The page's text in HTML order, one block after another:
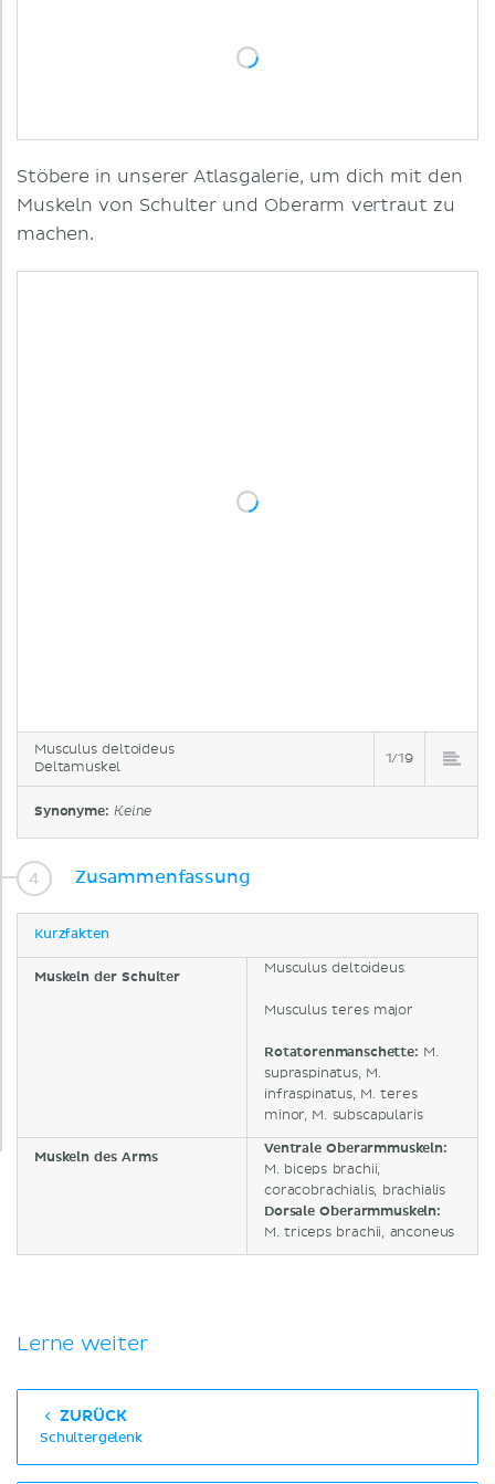
Stöbere in unserer Atlasgalerie, um dich mit den
Muskeln von Schulter und Oberarm vertraut zu
machen.
Musculus deltoideus
Deltamuskel
1/19
Synonyme: Keine
Zusammenfassung
Kurzfakten
Muskeln der Schulter
Musculus deltoideus
Musculus teres major
Rotatorenmanschette: M.
supraspinatus, M.
infraspinatus, M. teres
minor, M. subscapularis
Muskeln des Arms
Ventrale Oberarmmuskeln:
M. biceps brachii,
coracobrachialis, brachialis
Dorsale Oberarmmuskeln:
M. triceps brachii, anconeus
Lerne weiter
ZURÜCK
Schultergelenk